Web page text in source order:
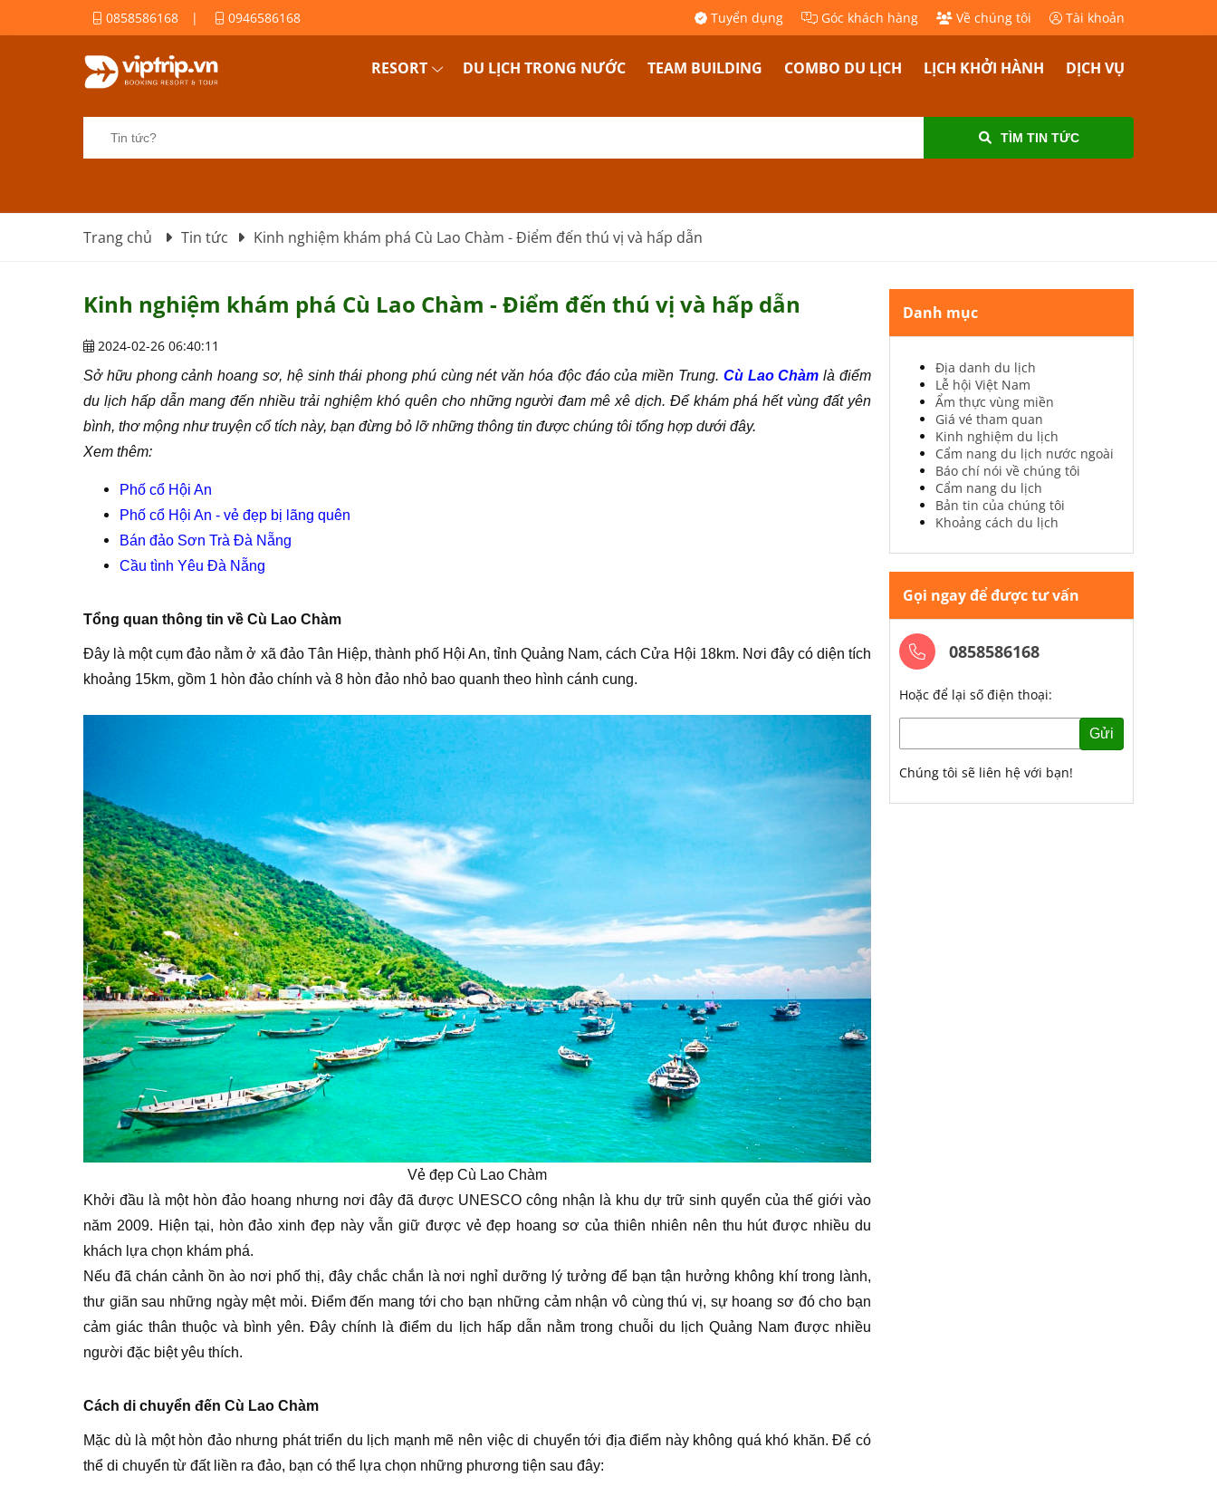
0858586168 | 0946586168 Tuyển dụng Góc khách hàng Về chúng tôi Tài khoản
RESORT DU LỊCH TRONG NƯỚC TEAM BUILDING COMBO DU LỊCH LỊCH KHỞI HÀNH DỊCH VỤ
TÌM TIN TỨC
Trang chủ Tin tức Kinh nghiệm khám phá Cù Lao Chàm - Điểm đến thú vị và hấp dẫn
Kinh nghiệm khám phá Cù Lao Chàm - Điểm đến thú vị và hấp dẫn
2024-02-26 06:40:11
Sở hữu phong cảnh hoang sơ, hệ sinh thái phong phú cùng nét văn hóa độc đáo của miền Trung. Cù Lao Chàm là điểm
du lịch hấp dẫn mang đến nhiều trải nghiệm khó quên cho những người đam mê xê dịch. Để khám phá hết vùng đất yên
bình, thơ mộng như truyện cổ tích này, bạn đừng bỏ lỡ những thông tin được chúng tôi tổng hợp dưới đây.
Xem thêm:
Phố cổ Hội An
Phố cổ Hội An - vẻ đẹp bị lãng quên
Bán đảo Sơn Trà Đà Nẵng
Cầu tình Yêu Đà Nẵng
Tổng quan thông tin về Cù Lao Chàm
Đây là một cụm đảo nằm ở xã đảo Tân Hiệp, thành phố Hội An, tỉnh Quảng Nam, cách Cửa Hội 18km. Nơi đây có diện tích
khoảng 15km, gồm 1 hòn đảo chính và 8 hòn đảo nhỏ bao quanh theo hình cánh cung.
Vẻ đẹp Cù Lao Chàm
Khởi đầu là một hòn đảo hoang nhưng nơi đây đã được UNESCO công nhận là khu dự trữ sinh quyển của thế giới vào
năm 2009. Hiện tại, hòn đảo xinh đẹp này vẫn giữ được vẻ đẹp hoang sơ của thiên nhiên nên thu hút được nhiều du
khách lựa chọn khám phá.
Nếu đã chán cảnh ồn ào nơi phố thị, đây chắc chắn là nơi nghỉ dưỡng lý tưởng để bạn tận hưởng không khí trong lành,
thư giãn sau những ngày mệt mỏi. Điểm đến mang tới cho bạn những cảm nhận vô cùng thú vị, sự hoang sơ đó cho bạn
cảm giác thân thuộc và bình yên. Đây chính là điểm du lịch hấp dẫn nằm trong chuỗi du lịch Quảng Nam được nhiều
người đặc biệt yêu thích.
Cách di chuyển đến Cù Lao Chàm
Mặc dù là một hòn đảo nhưng phát triển du lịch mạnh mẽ nên việc di chuyển tới địa điểm này không quá khó khăn. Để có
thể di chuyển từ đất liền ra đảo, bạn có thể lựa chọn những phương tiện sau đây:
Danh mục
Địa danh du lịch
Lễ hội Việt Nam
Ẩm thực vùng miền
Giá vé tham quan
Kinh nghiệm du lịch
Cẩm nang du lịch nước ngoài
Báo chí nói về chúng tôi
Cẩm nang du lịch
Bản tin của chúng tôi
Khoảng cách du lịch
Gọi ngay để được tư vấn
0858586168
Hoặc để lại số điện thoại:
Gửi
Chúng tôi sẽ liên hệ với bạn!